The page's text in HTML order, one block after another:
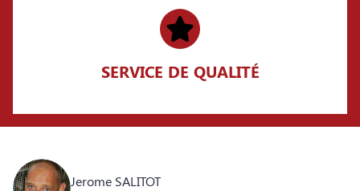
SERVICE DE QUALITÉ
Jerome SALITOT